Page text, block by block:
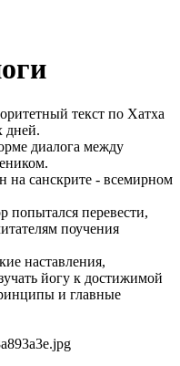
текст по Хатха
дней.
диалога между
на санскрите - всемирном
попытался перевести,
поучения
наставления,
йогу к достижимой
и главные